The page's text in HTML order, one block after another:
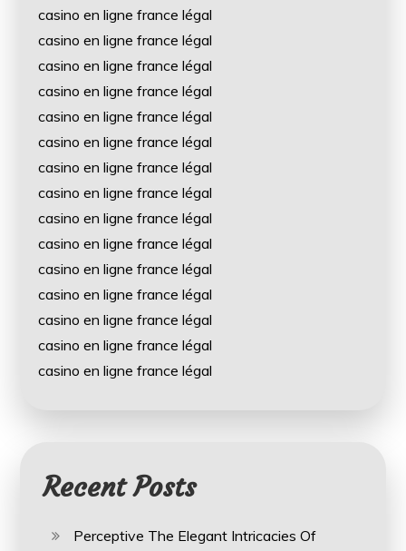
casino en ligne france légal
casino en ligne france légal
casino en ligne france légal
casino en ligne france légal
casino en ligne france légal
casino en ligne france légal
casino en ligne france légal
casino en ligne france légal
casino en ligne france légal
casino en ligne france légal
casino en ligne france légal
casino en ligne france légal
casino en ligne france légal
casino en ligne france légal
casino en ligne france légal
Recent Posts
Perceptive The Elegant Intricacies Of